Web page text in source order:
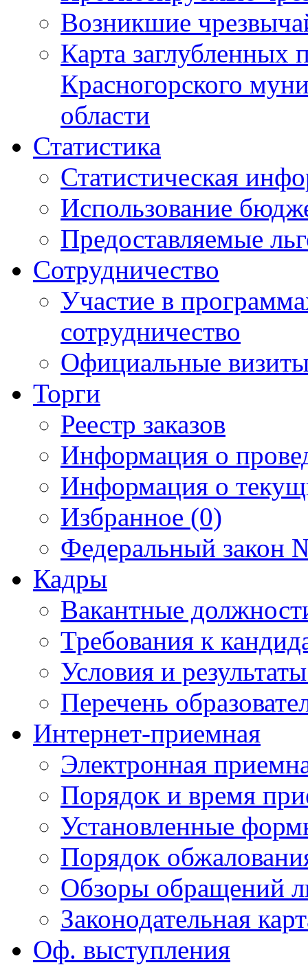
Возникшие
Карта
Красногорского
области
Статистика
Статистическая
Использование
Предоставляемые
Сотрудничество
Участие в
сотрудничество
Официальные
Торги
Реестр заказов
Информация о
Информация о
Избранное (0)
Федеральный закон
Кадры
Вакантные
Требования к
Условия и
Перечень
Интернет-приемная
Электронная
Порядок и время
Установленные
Порядок
Обзоры обращений
Законодательная
Оф. выступления